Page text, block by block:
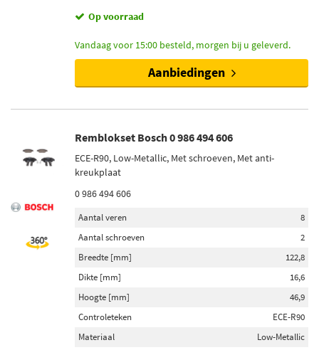
Op voorraad
Vandaag voor 15:00 besteld, morgen bij u geleverd.
Aanbiedingen
Remblokset Bosch 0 986 494 606
ECE-R90, Low-Metallic, Met schroeven, Met anti-
kreukplaat
0 986 494 606
Aantal veren
8
Aantal schroeven
2
Breedte [mm]
122,8
Dikte [mm]
16,6
Hoogte [mm]
46,9
Controleteken
ECE-R90
Materiaal
Low-Metallic